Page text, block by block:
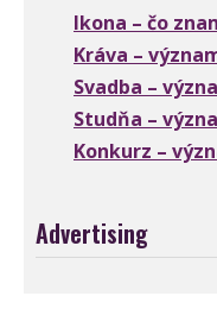
Ikona – čo
Kráva –
Svadba –
Studňa –
Konkurz –
Advertising